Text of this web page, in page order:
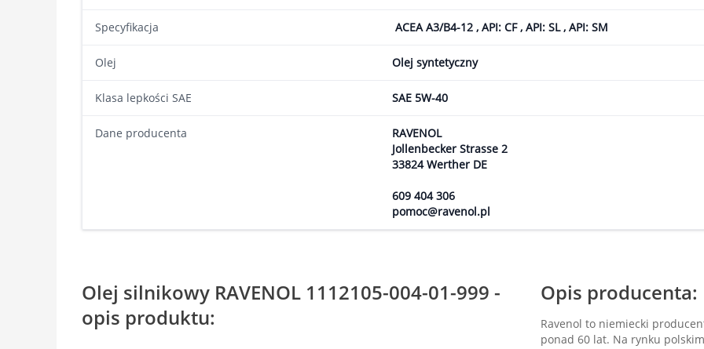
Specyfikacja ACEA A3/B4-12 , API: CF , API: SL , API: SM
Olej Olej syntetyczny
Klasa lepkości SAE SAE 5W-40
Dane producenta
RAVENOL
Jollenbecker Strasse 2
33824 Werther DE
609 404 306
pomoc@ravenol.pl
Olej silnikowy RAVENOL 1112105-004-01-999 -
opis produktu:
Opis producenta:
Ravenol to niemiecki
ponad 60 lat. Na rynku